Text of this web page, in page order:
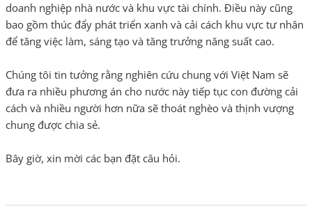
doanh nghiệp nhà nước và khu vực tài chính. Điều này cũng
bao gồm thúc đẩy phát triển xanh và cải cách khu vực tư nhân
để tăng việc làm, sáng tạo và tăng trưởng năng suất cao.
Chúng tôi tin tưởng rằng nghiên cứu chung với Việt Nam sẽ
đưa ra nhiều phương án cho nước này tiếp tục con đường cải
cách và nhiều người hơn nữa sẽ thoát nghèo và thịnh vượng
chung được chia sẻ.
Bây giờ, xin mời các bạn đặt câu hỏi.